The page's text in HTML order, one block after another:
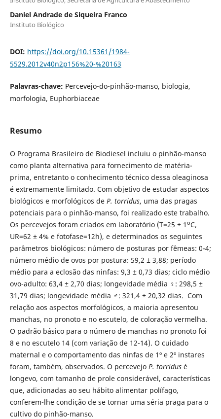
Daniel Andrade de Siqueira Franco
Instituto Biológico
DOI: https://doi.org/10.15361/1984-
5529.2012v40n2p156%20-%20163
Palavras-chave: Percevejo-do-pinhão-manso, biologia,
morfologia, Euphorbiaceae
Resumo
O Programa Brasileiro de Biodiesel incluiu o pinhão-manso
como planta alternativa para fornecimento de matéria-
prima, entretanto o conhecimento técnico dessa oleaginosa
é extremamente limitado. Com objetivo de estudar aspectos
biológicos e morfológicos de P. torridus, uma das pragas
potenciais para o pinhão-manso, foi realizado este trabalho.
Os percevejos foram criados em laboratório (T=25 ± 1 oC,
UR=62 ± 4% e fotofase=12h), e determinados os seguintes
parâmetros biológicos: número de posturas por fêmeas: 0-4;
número médio de ovos por postura: 59,2 ± 3,88; período
médio para a eclosão das ninfas: 9,3 ± 0,73 dias; ciclo médio
ovo-adulto: 63,4 ± 2,70 dias; longevidade média ♀: 298,5 ±
31,79 dias; longevidade média ♂: 321,4 ± 20,32 dias. Com
relação aos aspectos morfológicos, a maioria apresentou
manchas, no pronoto e no escutelo, de coloração vermelha.
O padrão básico para o número de manchas no pronoto foi
8 e no escutelo 14 (com variação de 12-14). O cuidado
maternal e o comportamento das ninfas de 1º e 2º instares
foram, também, observados. O percevejo P. torridus é
longevo, com tamanho de prole considerável, características
que, adicionadas ao seu hábito alimentar polífago,
conferem-lhe condição de se tornar uma séria praga para o
cultivo do pinhão-manso.